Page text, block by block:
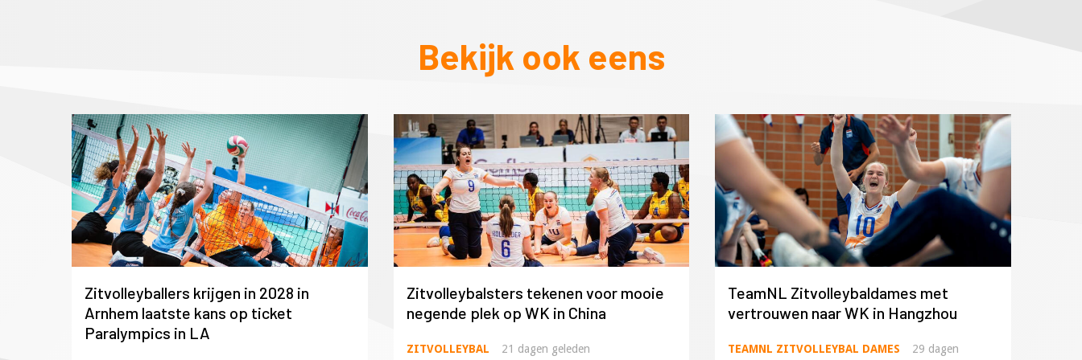
Bekijk ook eens
Zitvolleyballers krijgen in 2028 in
Arnhem laatste kans op ticket
Paralympics in LA
Zitvolleybalsters tekenen voor mooie
negende plek op WK in China
ZITVOLLEYBAL 21 dagen geleden
TeamNL Zitvolleybaldames met
vertrouwen naar WK in Hangzhou
TEAMNL ZITVOLLEYBAL DAMES 29 dagen